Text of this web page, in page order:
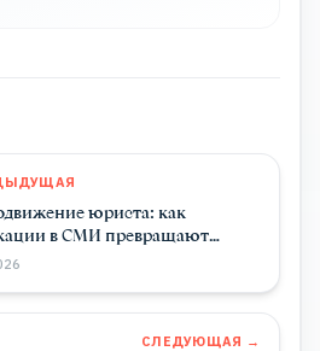
юриста: как
в СМИ превращают
в поток клиентов
СЛЕДУЮЩАЯ →